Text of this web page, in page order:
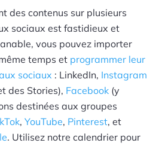
des contenus sur plusieurs
sociaux est fastidieux et
vous pouvez importer
temps et programmer leur
sociaux : LinkedIn, Instagram
des Stories), Facebook (y
destinées aux groupes
, YouTube, Pinterest, et
. Utilisez notre calendrier pour